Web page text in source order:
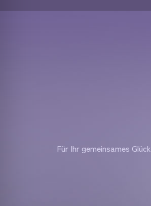
Für Ihr gemeinsames Glück